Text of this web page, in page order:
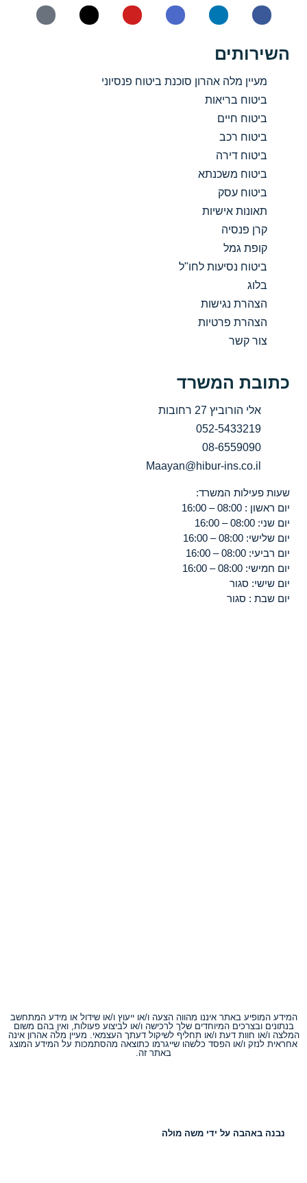
השירותים
מעיין מלה אהרון סוכנת ביטוח פנסיוני
ביטוח בריאות
ביטוח חיים
ביטוח רכב
ביטוח דירה
ביטוח משכנתא
ביטוח עסק
תאונות אישיות
קרן פנסיה
קופת גמל
ביטוח נסיעות לחו"ל
בלוג
הצהרת נגישות
הצהרת פרטיות
צור קשר
כתובת המשרד
אלי הורוביץ 27 רחובות
052-5433219
08-6559090
Maayan@hibur-ins.co.il
שעות פעילות המשרד:
יום ראשון : 08:00 – 16:00
יום שני: 08:00 – 16:00
יום שלישי: 08:00 – 16:00
יום רביעי: 08:00 – 16:00
יום חמישי: 08:00 – 16:00
יום שישי: סגור
יום שבת : סגור
המידע המופיע באתר איננו מהווה הצעה ו/או ייעוץ ו/או שידול או מידע המתחשב
בנתונים ובצרכים המיוחדים שלך לרכישה ו/או לביצוע פעולות, ואין בהם משום
המלצה ו/או חוות דעת ו/או תחליף לשיקול דעתך העצמאי. מעיין מלה אהרון אינה
אחראית לנזק ו/או הפסד כלשהו שייגרמו כתוצאה מהסתמכות על המידע המוצג
באתר זה.
נבנה באהבה על ידי משה מולה